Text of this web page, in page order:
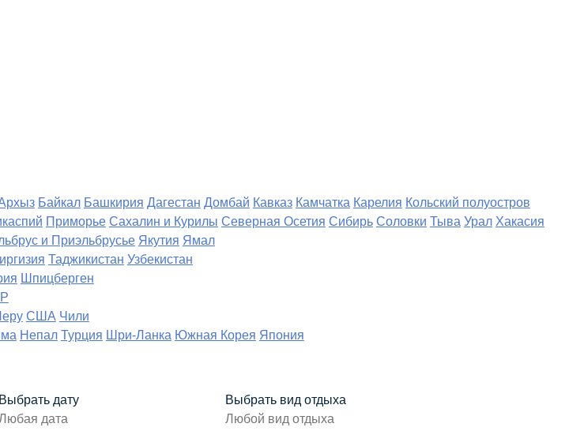
Байкал Башкирия Дагестан Домбай Кавказ Камчатка Карелия Кольский полуостров
Приморье Сахалин и Курилы Северная Осетия Сибирь Соловки Тыва Урал Хакасия
и Приэльбрусье Якутия Ямал
Таджикистан Узбекистан
Шпицберген
США Чили
Непал Турция Шри-Ланка Южная Корея Япония
Выбрать дату Выбрать вид отдыха